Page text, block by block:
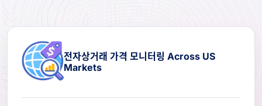
전자상거래 가격 모니터링 Across US
Markets